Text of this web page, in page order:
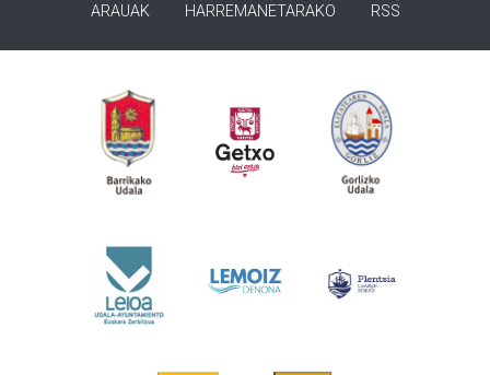
ARAUAK HARREMANETARAKO RSS